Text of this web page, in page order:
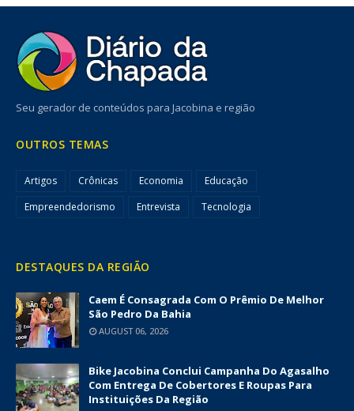
Seu gerador de conteúdos para Jacobina e região
OUTROS TEMAS
Artigos Crônicas Economia
Educação
Empreendedorismo
Entrevista Tecnologia
DESTAQUES DA REGIÃO
Caem É Consagrada Com O Prêmio De Melhor
São Pedro Da Bahia
AUGUST 06, 2026
Bike Jacobina Conclui Campanha Do Agasalho
Com Entrega De Cobertores E Roupas Para
Instituições Da Região